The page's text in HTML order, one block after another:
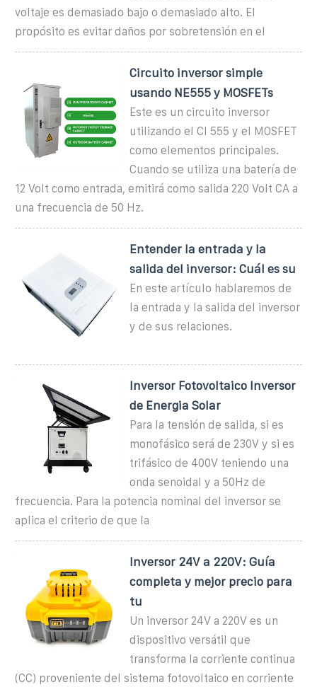
voltaje es demasiado bajo o demasiado alto. El
propósito es evitar daños por sobretensión en el
Circuito inversor simple
usando NE555 y MOSFETs
Este es un circuito inversor
utilizando el CI 555 y el MOSFET
como elementos principales.
Cuando se utiliza una batería de
12 Volt como entrada, emitirá como salida 220 Volt CA a
una frecuencia de 50 Hz.
Entender la entrada y la
salida del inversor: Cuál es su
En este artículo hablaremos de
la entrada y la salida del inversor
y de sus relaciones.
Inversor Fotovoltaico Inversor
de Energia Solar
Para la tensión de salida, si es
monofásico será de 230V y si es
trifásico de 400V teniendo una
onda senoidal y a 50Hz de
frecuencia. Para la potencia nominal del inversor se
aplica el criterio de que la
Inversor 24V a 220V: Guía
completa y mejor precio para
tu
Un inversor 24V a 220V es un
dispositivo versátil que
transforma la corriente continua
(CC) proveniente del sistema fotovoltaico en corriente